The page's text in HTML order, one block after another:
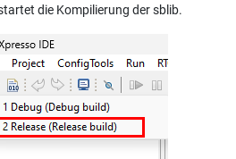
die Kompilierung der sblib.